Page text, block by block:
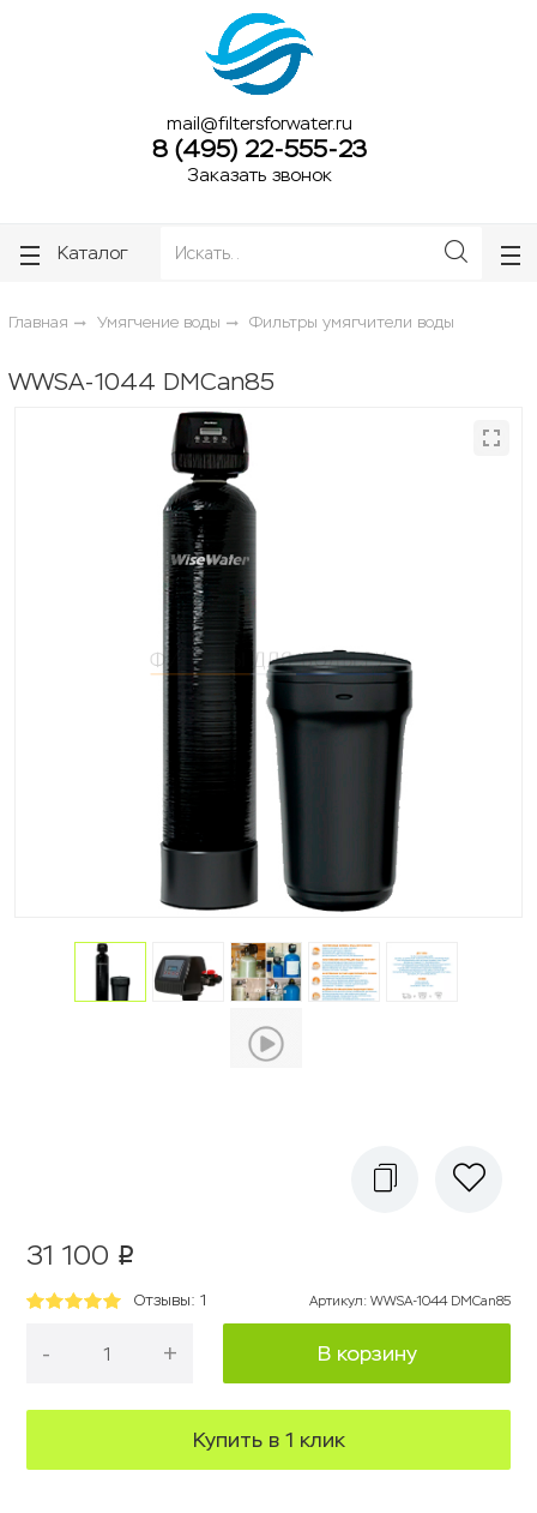
mail@filtersforwater.ru
8 (495) 22-555-23
Заказать звонок
Каталог
Главная Умягчение воды Фильтры умягчители воды
WWSA-1044 DMCan85
31 100 p
Отзывы: 1 Артикул: WWSA-1044 DMCan85
- + В корзину
Купить в 1 клик